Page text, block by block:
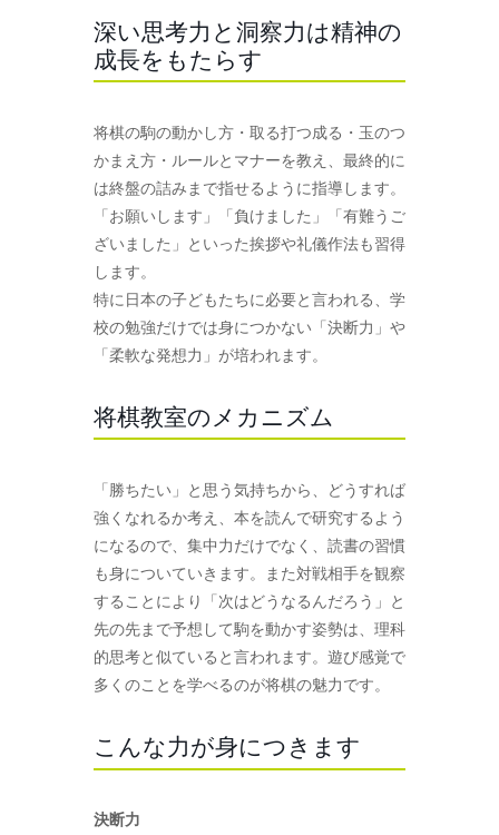
深い思考力と洞察力は精神の
成長をもたらす
将棋の駒の動かし方・取る打つ成る・玉のつ
かまえ方・ルールとマナーを教え、最終的に
は終盤の詰みまで指せるように指導します。
「お願いします」「負けました」「有難うご
ざいました」といった挨拶や礼儀作法も習得
します。
特に日本の子どもたちに必要と言われる、学
校の勉強だけでは身につかない「決断力」や
「柔軟な発想力」が培われます。
将棋教室のメカニズム
「勝ちたい」と思う気持ちから、どうすれば
強くなれるか考え、本を読んで研究するよう
になるので、集中力だけでなく、読書の習慣
も身についていきます。また対戦相手を観察
することにより「次はどうなるんだろう」と
先の先まで予想して駒を動かす姿勢は、理科
的思考と似ていると言われます。遊び感覚で
多くのことを学べるのが将棋の魅力です。
こんな力が身につきます
決断力